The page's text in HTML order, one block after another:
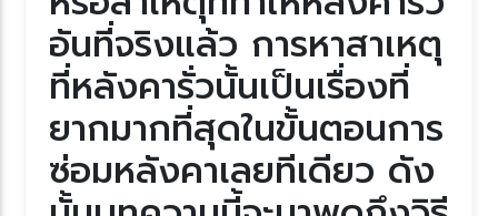
อันที่จริงแล้ว การหาสาเหตุ
ที่หลังคารั่วนั้นเป็นเรื่องที่
ากมากที่สุดในขั้นตอนการ
ซ่อมหลังคาเลยทีเดียว ดัง